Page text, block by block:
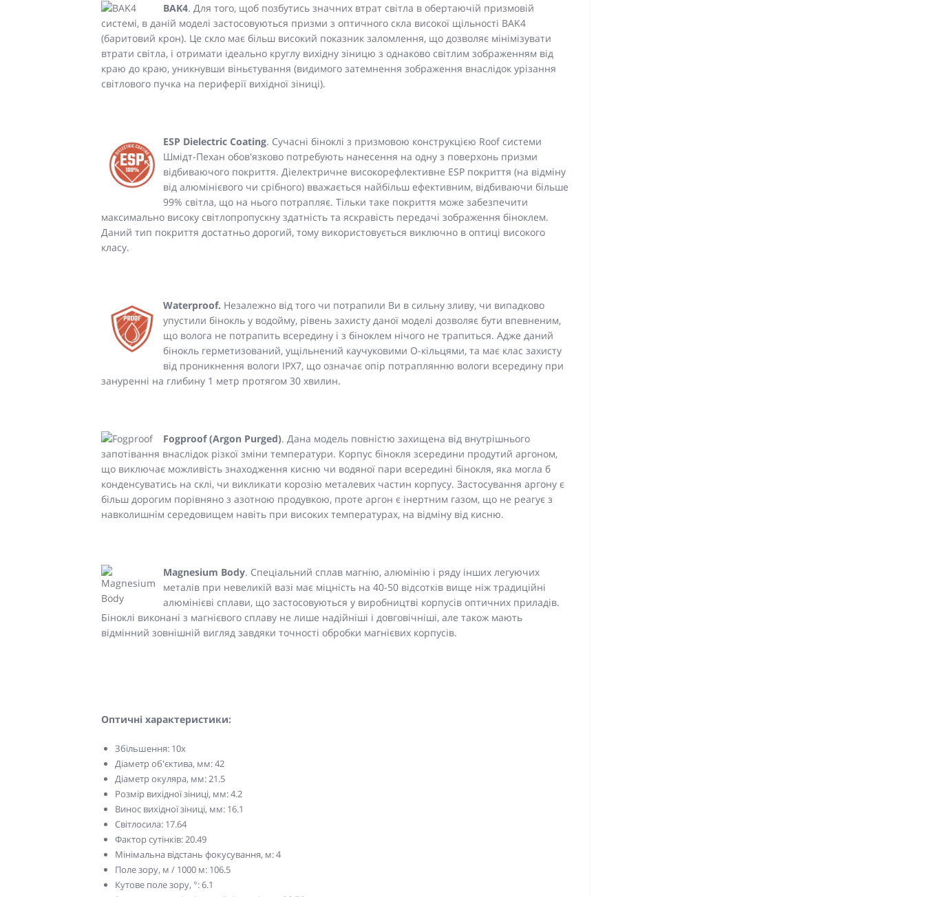
BAK4. Для того, щоб позбутись значних втрат світла в обертаючій призмовій
системі, в даній моделі застосовуються призми з оптичного скла високої щільності BAK4
(баритовий крон). Це скло має більш високий показник заломлення, що дозволяє мінімізувати
втрати світла, і отримати ідеально круглу вихідну зіницю з однаково світлим зображенням від
краю до краю, уникнувши віньєтування (видимого затемнення зображення внаслідок урізання
світлового пучка на периферії вихідної зіниці).
ESP Dielectric Coating. Сучасні біноклі з призмовою конструкцією Roof системи
Шмідт-Пехан обов'язково потребують нанесення на одну з поверхонь призми
відбиваючого покриття. Діелектричне високорефлективне ESP покриття (на відміну
від алюмінієвого чи срібного) вважається найбільш ефективним, відбиваючи більше
99% світла, що на нього потрапляє. Тільки таке покриття може забезпечити
максимально високу світлопропускну здатність та яскравість передачі зображення біноклем.
Даний тип покриття достатньо дорогий, тому використовується виключно в оптиці високого
класу.
Waterproof. Незалежно від того чи потрапили Ви в сильну зливу, чи випадково
упустили бінокль у водойму, рівень захисту даної моделі дозволяє бути впевненим,
що волога не потрапить всередину і з біноклем нічого не трапиться. Адже даний
бінокль герметизований, ущільнений каучуковими О-кільцями, та має клас захисту
від проникнення вологи IPX7, що означає опір потраплянню вологи всередину при
зануренні на глибину 1 метр протягом 30 хвилин.
Fogproof (Argon Purged). Дана модель повністю захищена від внутрішнього
запотівання внаслідок різкої зміни температури. Корпус бінокля зсередини продутий аргоном,
що виключає можливість знаходження кисню чи водяної пари всередині бінокля, яка могла б
конденсуватись на склі, чи викликати корозію металевих частин корпусу. Застосування аргону є
більш дорогим порівняно з азотною продувкою, проте аргон є інертним газом, що не реагує з
навколишнім середовищем навіть при високих температурах, на відміну від кисню.
Magnesium Body. Спеціальний сплав магнію, алюмінію і ряду інших легуючих
металів при невеликій вазі має міцність на 40-50 відсотків вище ніж традиційні
алюмінієві сплави, що застосовуються у виробництві корпусів оптичних приладів.
Біноклі виконані з магнієвого сплаву не лише надійніші і довговічніші, але також мають
відмінний зовнішній вигляд завдяки точності обробки магнієвих корпусів.
Оптичні характеристики:
Збільшення: 10x
Діаметр об'єктива, мм: 42
Діаметр окуляра, мм: 21.5
Розмір вихідної зіниці, мм: 4.2
Винос вихідної зіниці, мм: 16.1
Світлосила: 17.64
Фактор сутінків: 20.49
Мінімальна відстань фокусування, м: 4
Поле зору, м / 1000 м: 106.5
Кутове поле зору, °: 6.1